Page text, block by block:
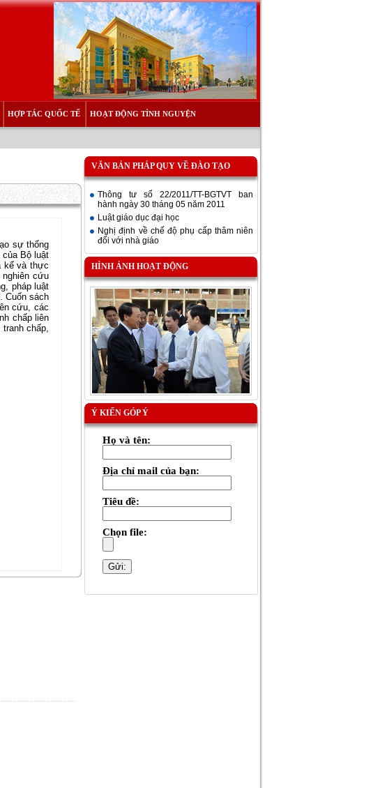
HỢP TÁC QUỐC TẾ HOẠT ĐỘNG TÌNH NGUYỆN
sự thống
Bộ luật
kế và thực
cứu
pháp luật
Cuốn sách
cứu, các
chấp liên
chấp,
VĂN BẢN PHÁP QUY VỀ ĐÀO TẠO
Thông tư số 22/2011/TT-BGTVT ban
hành ngày 30 tháng 05 năm 2011
Luật giáo dục đại học
Nghị định về chế độ phụ cấp thâm niên
đối với nhà giáo
HÌNH ẢNH HOẠT ĐỘNG
Ý KIẾN GÓP Ý
Họ và tên:
Địa chỉ mail của bạn:
Tiêu đề:
Chọn file: